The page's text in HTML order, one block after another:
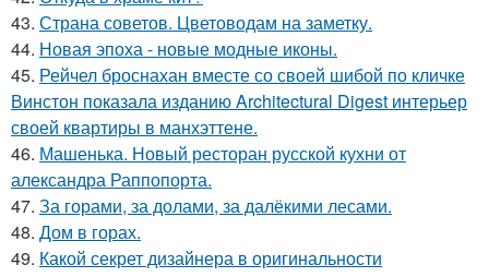
43. Страна советов. Цветоводам на заметку.
44. Новая эпоха - новые модные иконы.
45. Рейчел броснахан вместе со своей шибой по кличке
Винстон показала изданию Architectural Digest интерьер
своей квартиры в манхэттене.
46. Машенька. Новый ресторан русской кухни от
александра Раппопорта.
47. За горами, за долами, за далёкими лесами.
48. Дом в горах.
49. Какой секрет дизайнера в оригинальности